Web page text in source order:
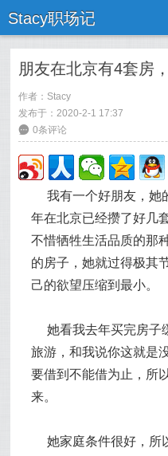
Stacy职场记
朋友在北京有4套房
作者： Stacy
发布于：2020-2-1 17:37
6 0条评论
我有一个好朋友，她
年在北京已经攒了好几
不惜牺牲生活品质的那
的房子，她就过得极其
己的欲望压缩到最小。
她看我去年买完房子
旅游，和我说你这就是
要借到不能借为止，所
来。
她家庭条件很好，所